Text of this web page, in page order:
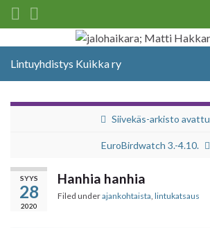
Search for:
Lintuyhdistys Kuikka ry
Siivekäs-arkisto avattu
EuroBirdwatch 3.-4.10.
SYYS
28
2020
Hanhia hanhia
Filed underajankohtaista lintukatsaus